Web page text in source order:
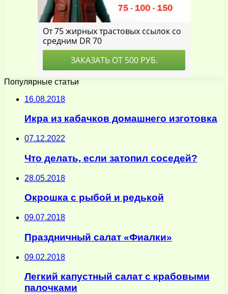
Популярные статьи
16.08.2018
Икра из кабачков домашнего изготовка
07.12.2022
Что делать, если затопил соседей?
28.05.2018
Окрошка с рыбой и редькой
09.07.2018
Праздничный салат «Фиалки»
09.02.2018
Легкий капустный салат с крабовыми
палочками